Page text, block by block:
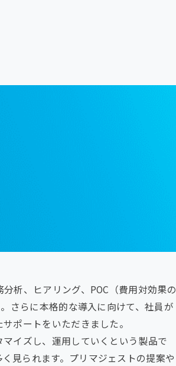
析、ヒアリング、POC（費用対効果の
さらに本格的な導入に向けて、社員が
ポートをいただきました。
イズし、運用していくという製品で
見られます。プリマジェストの提案や